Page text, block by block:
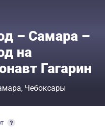
– Самара –
на
Гагарин
Чебоксары